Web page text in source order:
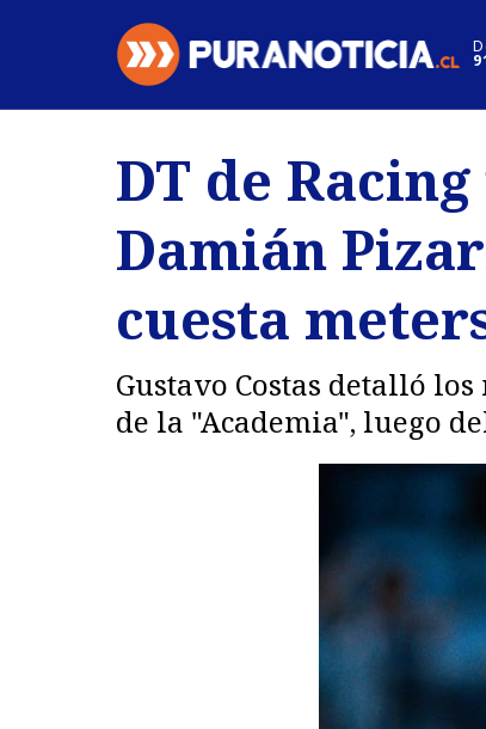
Regiones
Deportes
DT de
Damián
cuesta
Gustavo Costas detalló
de la "Academia", luego